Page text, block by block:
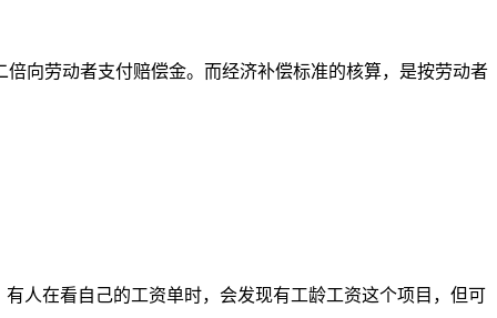
向劳动者支付赔偿金。而经济补偿标准的核算，是按劳动者
人在看自己的工资单时，会发现有工龄工资这个项目，但可